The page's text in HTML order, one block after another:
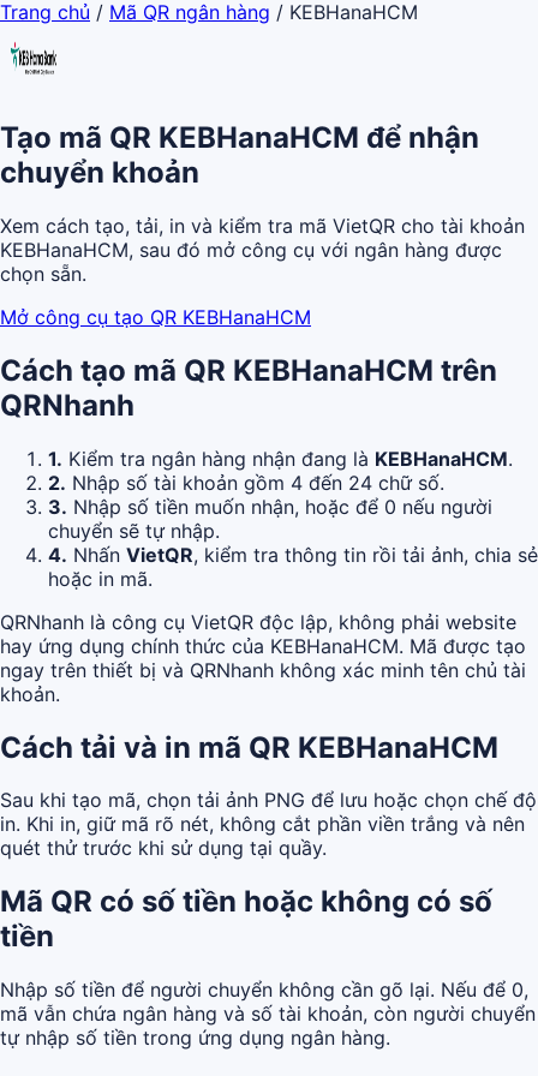
Trang chủ / Mã QR ngân hàng / KEBHanaHCM
Tạo mã QR KEBHanaHCM để nhận
chuyển khoản
Xem cách tạo, tải, in và kiểm tra mã VietQR cho tài khoản
KEBHanaHCM, sau đó mở công cụ với ngân hàng được
chọn sẵn.
Mở công cụ tạo QR KEBHanaHCM
Cách tạo mã QR KEBHanaHCM trên
QRNhanh
1. Kiểm tra ngân hàng nhận đang là KEBHanaHCM.
2. Nhập số tài khoản gồm 4 đến 24 chữ số.
3. Nhập số tiền muốn nhận, hoặc để 0 nếu người
chuyển sẽ tự nhập.
4. Nhấn VietQR, kiểm tra thông tin rồi tải ảnh, chia sẻ
hoặc in mã.
QRNhanh là công cụ VietQR độc lập, không phải website
hay ứng dụng chính thức của KEBHanaHCM. Mã được tạo
ngay trên thiết bị và QRNhanh không xác minh tên chủ tài
khoản.
Cách tải và in mã QR KEBHanaHCM
Sau khi tạo mã, chọn tải ảnh PNG để lưu hoặc chọn chế độ
in. Khi in, giữ mã rõ nét, không cắt phần viền trắng và nên
quét thử trước khi sử dụng tại quầy.
Mã QR có số tiền hoặc không có số
tiền
Nhập số tiền để người chuyển không cần gõ lại. Nếu để 0,
mã vẫn chứa ngân hàng và số tài khoản, còn người chuyển
tự nhập số tiền trong ứng dụng ngân hàng.